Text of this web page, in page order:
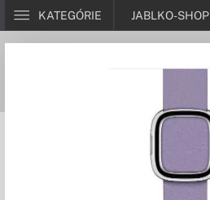
KATEGÓRIE JABLKO-SHOP